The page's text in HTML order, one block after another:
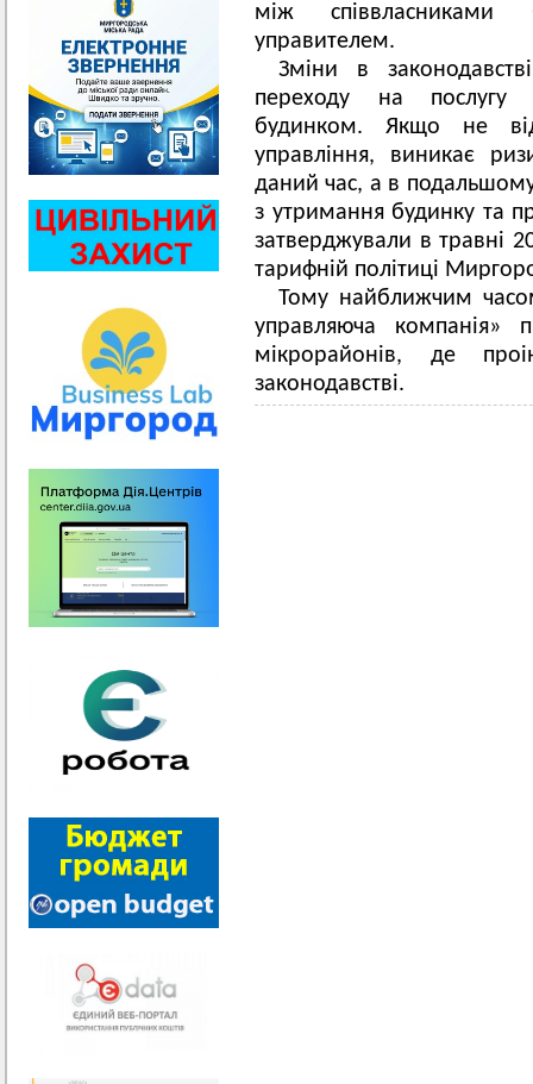
між співвласниками
управителем.
Зміни в
переходу на послугу
будинком. Якщо не
управління, виникає
даний час, а в подальшому
з утримання будинку та
затверджували в травні
тарифній політиці
Тому найближчим
управляюча компанія»
мікрорайонів, де
законодавстві.